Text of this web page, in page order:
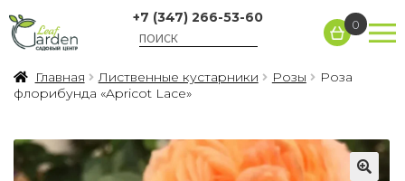
+7 (347) 266-53-60 0
Главная Лиственные кустарники Розы
Роза
флорибунда «Apricot Lace»